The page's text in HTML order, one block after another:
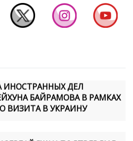
ОБСУДИЛИ ОТНОШЕНИЯ
И УКРАИНОЙ
ВЛАДИМИР ЗЕЛЕНСКИЙ
БАЙРАМОВА В РАМКАХ
ВИЗИТА В УКРАИНУ